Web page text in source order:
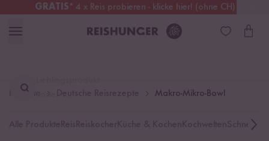
GRATIS* 4 x Reis probieren - klicke hier! (ohne CH)
Deutschland Kostenloser Versand
finden ...
Rezepte Makro-Mikro-Bowl
Schnelle